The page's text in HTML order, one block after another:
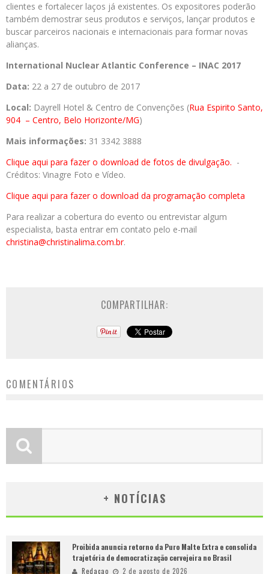
clientes e fortalecer laços já existentes. Os expositores poderão
também demostrar seus produtos e serviços, lançar produtos e
buscar parceiros nacionais e internacionais para formar novas
alianças.
International Nuclear Atlantic Conference – INAC 2017
Data: 22 a 27 de outubro de 2017
Local: Dayrell Hotel & Centro de Convenções (Rua Espirito Santo,
904 – Centro, Belo Horizonte/MG)
Mais informações: 31 3342 3888
Clique aqui para fazer o download de fotos de divulgação. -
Créditos: Vinagre Foto e Vídeo.
Clique aqui para fazer o download da programação completa
Para realizar a cobertura do evento ou entrevistar algum
especialista, basta entrar em contato pelo e-mail
christina@christinalima.com.br.
COMPARTILHAR:
COMENTÁRIOS
+ NOTÍCIAS
Proibida anuncia retorno da Puro Malte Extra e consolida
trajetória de democratização cervejeira no Brasil
Redacao 2 de agosto de 2026